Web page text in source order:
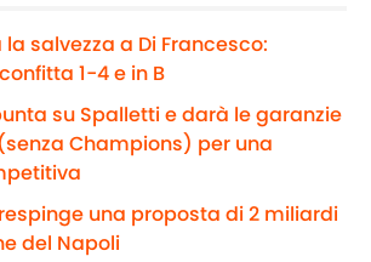
salvezza a Di Francesco:
1-4 e in B
su Spalletti e darà le garanzie
Champions) per una
una proposta di 2 miliardi
del Napoli